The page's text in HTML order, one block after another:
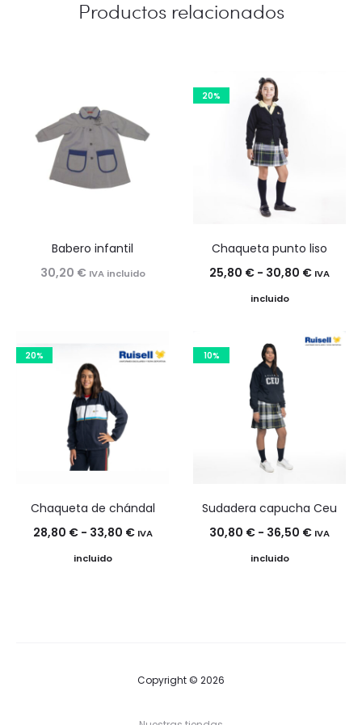
Productos relacionados
Babero infantil
30,20 € IVA incluido
20%
Chaqueta punto liso
25,80 € - 30,80 €Rango
desde
IVA
incluido
20%
Chaqueta de chándal
28,80 € - 33,80 €Rango
33,80 €
IVA
incluido
10%
Sudadera capucha Ceu
30,80 € - 36,50 €Rango
IVA
incluido
Copyright © 2026